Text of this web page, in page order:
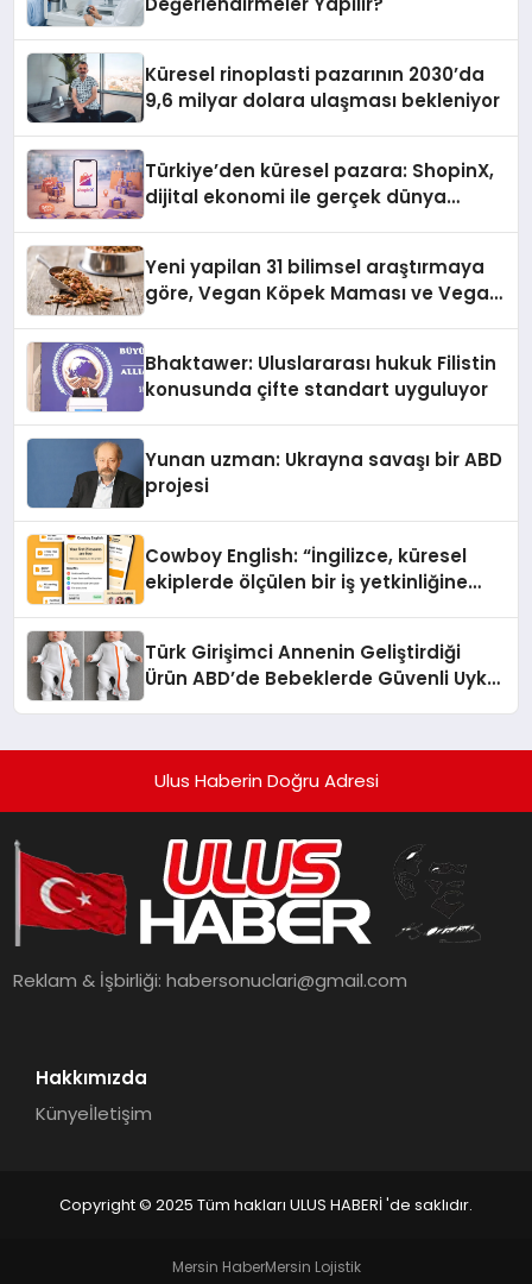
Küresel rinoplasti pazarının 2030’da
9,6 milyar dolara ulaşması bekleniyor
Türkiye’den küresel pazara: ShopinX,
dijital ekonomi ile gerçek dünya
Yeni yapilan 31 bilimsel araştırmaya
göre, Vegan Köpek Maması ve Vegan
Bhaktawer: Uluslararası hukuk Filistin
konusunda çifte standart uyguluyor
Yunan uzman: Ukrayna savaşı bir ABD
projesi
Cowboy English: “İngilizce, küresel
ekiplerde ölçülen bir iş yetkinliğine
Türk Girişimci Annenin Geliştirdiği
Ürün ABD’de Bebeklerde Güvenli Uyku
Ulus Haberin Doğru Adresi
Reklam & İşbirliği:habersonuclari@gmail.com
Hakkımızda
Künyeİletişim
Copyright © 2025 Tüm hakları ULUS HABERİ 'de saklıdır.
Mersin HaberMersin Lojistik